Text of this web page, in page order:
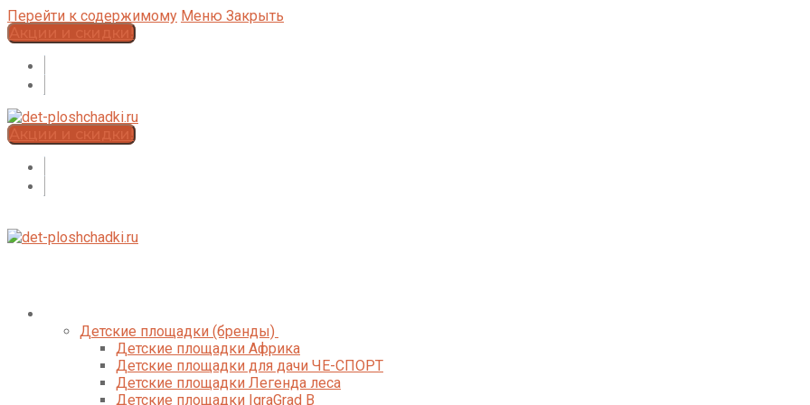
Перейти к содержимому Меню Закрыть
Акции и скидки!
Акции и скидки!
Детские площадки (бренды)
Детские площадки Африка
Детские площадки для дачи ЧЕ-СПОРТ
Детские площадки Легенда леса
Детские площадки IgraGrad B